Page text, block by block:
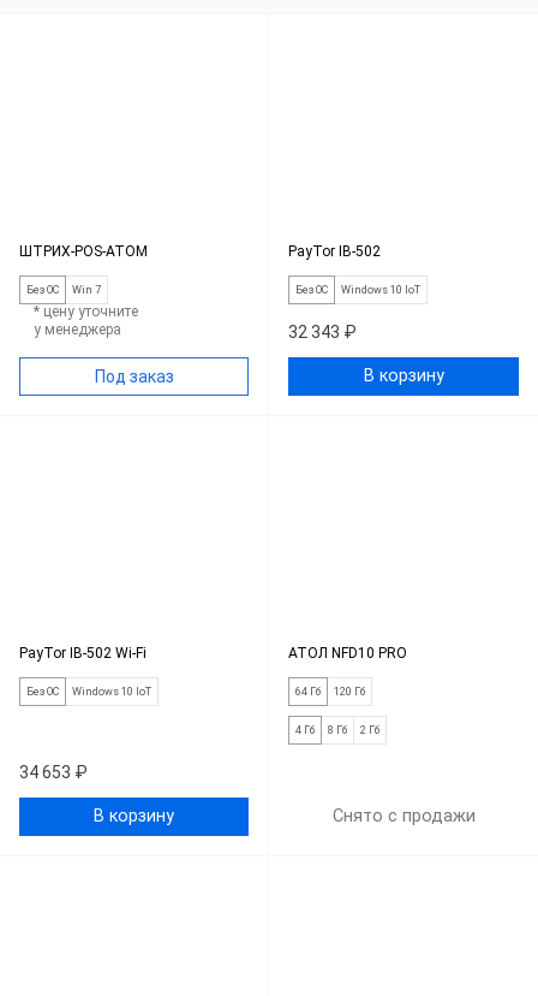
ШТРИХ-POS-ATOM
Без ОС Win 7
* цену уточните
у менеджера
Под заказ
PayTor IB-502
Без ОС Windows 10 IoT
32 343 ₽
В корзину
PayTor IB-502 Wi-Fi
Без ОС Windows 10 IoT
34 653 ₽
В корзину
АТОЛ NFD10 PRO
64 Гб 120 Гб
4 Гб 8 Гб 2 Гб
Снято с продажи